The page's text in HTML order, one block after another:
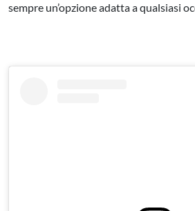
sempre un’opzione adatta a qualsiasi